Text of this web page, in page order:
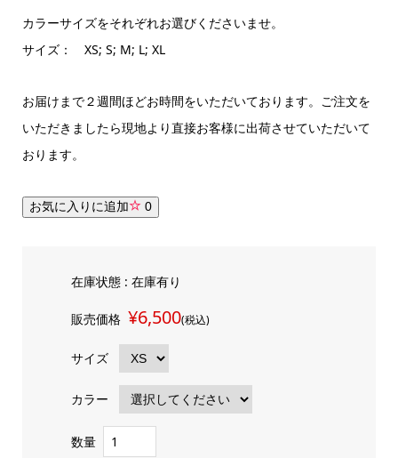
カラーサイズをそれぞれお選びくださいませ。
サイズ： XS; S; M; L; XL
お届けまで２週間ほどお時間をいただいております。ご注文を
いただきましたら現地より直接お客様に出荷させていただいて
おります。
お気に入りに追加 0
在庫状態 : 在庫有り
販売価格 ¥6,500(税込)
サイズ
カラー
数量